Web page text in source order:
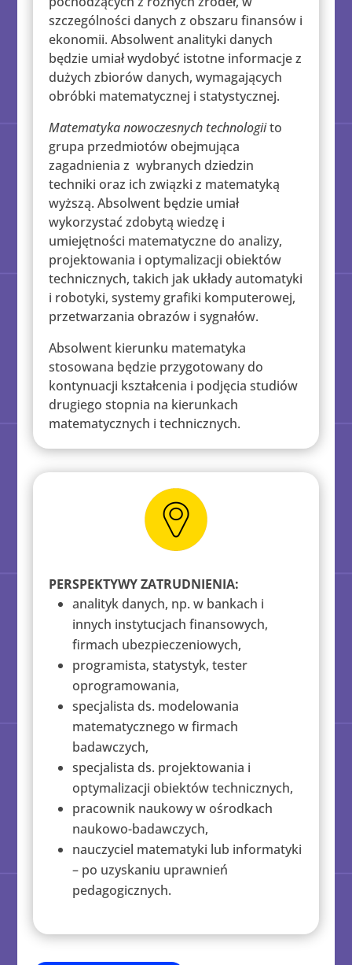
szczególności danych z obszaru finansów i
ekonomii. Absolwent analityki danych
będzie umiał wydobyć istotne informacje z
dużych zbiorów danych, wymagających
obróbki matematycznej i statystycznej.
Matematyka nowoczesnych technologiito
grupa przedmiotów obejmująca
zagadnienia z wybranych dziedzin
techniki oraz ich związki z matematyką
wyższą. Absolwent będzie umiał
wykorzystać zdobytą wiedzę i
umiejętności matematyczne do analizy,
projektowania i optymalizacji obiektów
technicznych, takich jak układy automatyki
i robotyki, systemy grafiki komputerowej,
przetwarzania obrazów i sygnałów.
Absolwent kierunku matematyka
stosowana będzie przygotowany do
kontynuacji kształcenia i podjęcia studiów
drugiego stopnia na kierunkach
matematycznych i technicznych.
PERSPEKTYWY ZATRUDNIENIA:
analityk danych, np. w bankach i
innych instytucjach finansowych,
firmach ubezpieczeniowych,
programista, statystyk, tester
oprogramowania,
specjalista ds. modelowania
matematycznego w firmach
badawczych,
specjalista ds. projektowania i
optymalizacji obiektów technicznych,
pracownik naukowy w ośrodkach
naukowo-badawczych,
nauczyciel matematyki lub informatyki
– po uzyskaniu uprawnień
pedagogicznych.